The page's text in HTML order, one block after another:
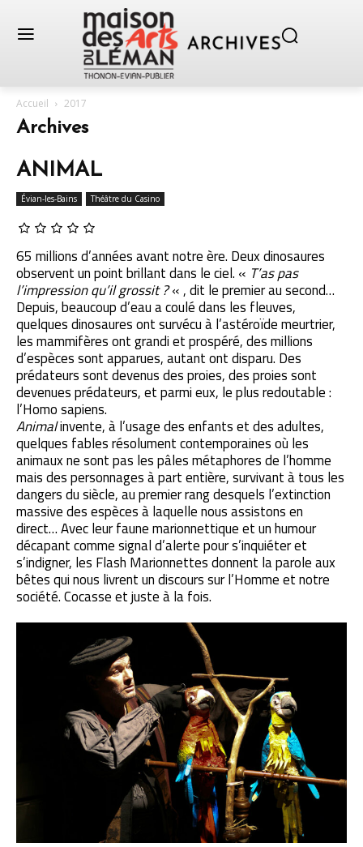
Accueil 2017
Archives
ANIMAL
Évian-les-Bains Théâtre du Casino
65 millions d’années avant notre ère. Deux dinosaures
observent un point brillant dans le ciel. « T’as pas
l’impression qu’il grossit ?« , dit le premier au second…
Depuis, beaucoup d’eau a coulé dans les fleuves,
quelques dinosaures ont survécu à l’astéroïde meurtrier,
les mammifères ont grandi et prospéré, des millions
d’espèces sont apparues, autant ont disparu. Des
prédateurs sont devenus des proies, des proies sont
devenues prédateurs, et parmi eux, le plus redoutable :
l’Homo sapiens.
Animalinvente, à l’usage des enfants et des adultes,
quelques fables résolument contemporaines où les
animaux ne sont pas les pâles métaphores de l’homme
mais des personnages à part entière, survivant à tous les
dangers du siècle, au premier rang desquels l’extinction
massive des espèces à laquelle nous assistons en
direct… Avec leur faune marionnettique et un humour
décapant comme signal d’alerte pour s’inquiéter et
s’indigner, les Flash Marionnettes donnent la parole aux
bêtes qui nous livrent un discours sur l’Homme et notre
société. Cocasse et juste à la fois.